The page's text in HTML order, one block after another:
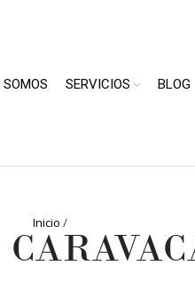
SOMOS SERVICIOS BLOG
Inicio /